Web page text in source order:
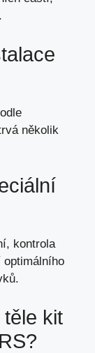
několik
kontrola
optimálního
kit